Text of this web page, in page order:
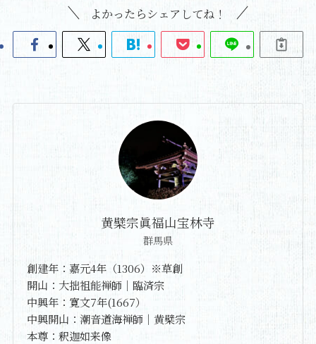
よかったらシェアしてね！
黄檗宗眞福山宝林寺
群馬県
創建年：嘉元4年（1306）※草創
開山：大拙祖能禅師｜臨済宗
中興年：寛文7年(1667）
中興開山：潮音道海禅師｜黄檗宗
本尊：釈迦如来像